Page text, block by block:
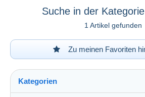
Suche in der Kategorie
1 Artikel gefunden
Zu meinen Favoriten
Kategorien